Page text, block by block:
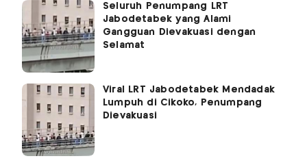
Seluruh Penumpang LRT
Jabodetabek yang Alami
Gangguan Dievakuasi dengan
Selamat
Viral LRT Jabodetabek Mendadak
Lumpuh di Cikoko, Penumpang
Dievakuasi